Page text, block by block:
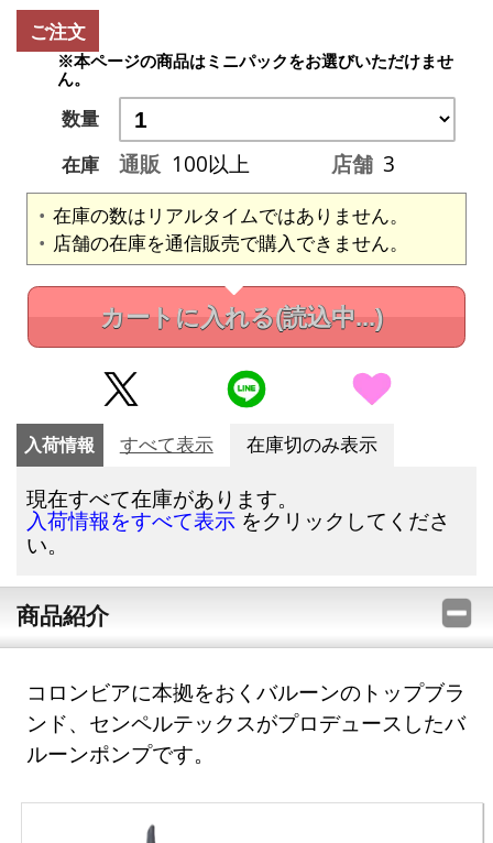
ご注文
※本ページの商品はミニパックをお選びいただけませ
ん。
数量
在庫
通販 100以上 店舗 3
在庫の数はリアルタイムではありません。
店舗の在庫を通信販売で購入できません。
カートに入れる(読込中...)
入荷情報 すべて表示 在庫切のみ表示
現在すべて在庫があります。
入荷情報をすべて表示 をクリックしてくださ
い。
商品紹介
コロンビアに本拠をおくバルーンのトップブラ
ンド、センペルテックスがプロデュースしたバ
ルーンポンプです。